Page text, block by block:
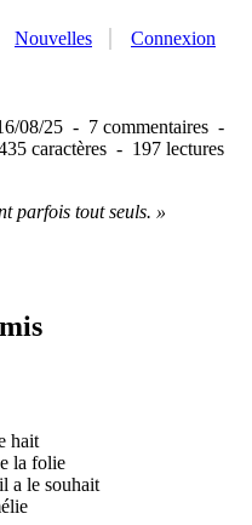
Nouvelles Connexion
08/25 - 7 commentaires -
caractères - 197 lectures
parfois tout seuls. »
hait
la folie
a le souhait